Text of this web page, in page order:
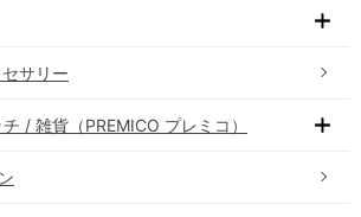
サリー
/ 雑貨（PREMICO プレミコ）